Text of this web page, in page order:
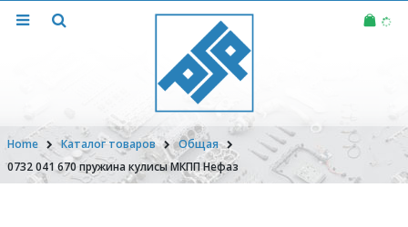
Home Каталог товаров
Общая
0732 041 670 пружина кулисы МКПП Нефаз